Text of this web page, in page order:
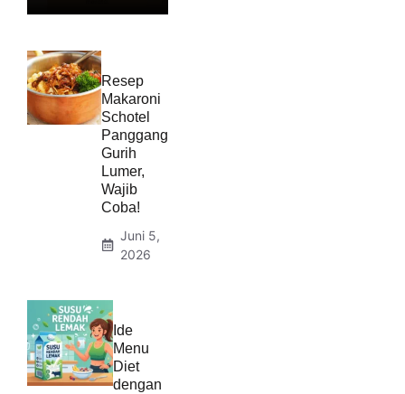
Resep
Makaroni
Schotel
Panggang
Gurih
Lumer,
Wajib
Coba!
Juni 5,
2026
Ide
Menu
Diet
dengan